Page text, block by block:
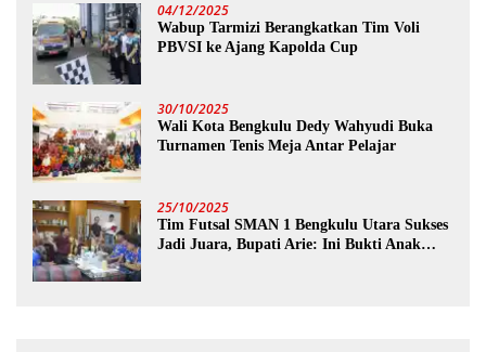
04/12/2025
Wabup Tarmizi Berangkatkan Tim Voli
PBVSI ke Ajang Kapolda Cup
30/10/2025
Wali Kota Bengkulu Dedy Wahyudi Buka
Turnamen Tenis Meja Antar Pelajar
25/10/2025
Tim Futsal SMAN 1 Bengkulu Utara Sukses
Jadi Juara, Bupati Arie: Ini Bukti Anak